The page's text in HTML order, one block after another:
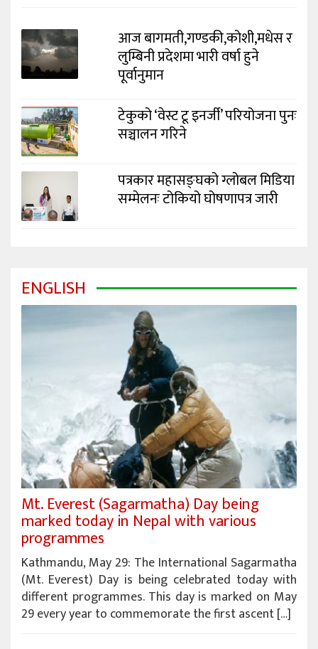
आज बागमती,गण्डकी,कोशी,मधेस र
लुम्बिनी प्रदेशमा भारी वर्षा हुने
पूर्वानुमान
टेकुको ‘वेस्ट टू इनर्जी’ परियोजना पुनः
सञ्चालन गरिने
पत्रकार महासङ्घको ग्लोबल मिडिया
सम्मेलनः टोकियो घोषणापत्र जारी
ENGLISH
Mt. Everest (Sagarmatha) Day being
marked today in Nepal with various
programmes
Kathmandu, May 29: The International Sagarmatha
(Mt. Everest) Day is being celebrated today with
different programmes. This day is marked on May
29 every year to commemorate the first ascent […]